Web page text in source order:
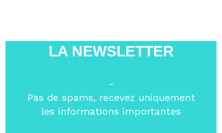
LA NEWSLETTER
-
Pas de spams, recevez uniquement
les informations importantes